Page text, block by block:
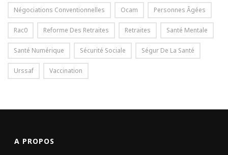
Négociations Conventionnelles Ocam Personnes Âgées
Rac0 Reforme Des Retraites Retraites Santé Mentale
Santé Numérique Sécurité Sociale Ségur De La Santé
Urssaf Vaccination
A PROPOS